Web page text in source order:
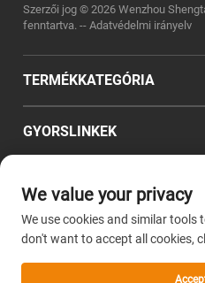
Szerzői jog © 2026 Wenzhou
fenntartva. -- Adatvédelmi irányelv
TERMÉKKATEGÓRIA
GYORSLINKEK
ELÉRHETŐSÉG
Office add : Zhejiang prowincia,
Wanquan település, Zhenglou
szám
We value your privacy
We use cookies and similar tools
don't want to accept all cookies,